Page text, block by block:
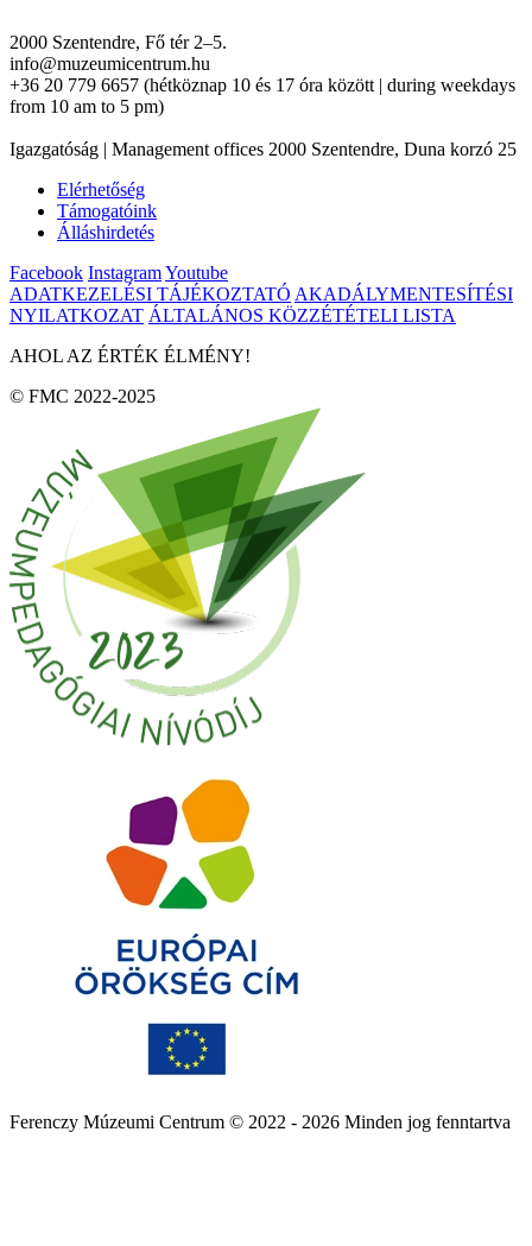
2000 Szentendre, Fő tér 2–5.
info@muzeumicentrum.hu
+36 20 779 6657 (hétköznap 10 és 17 óra között | during weekdays
from 10 am to 5 pm)
Igazgatóság | Management offices 2000 Szentendre, Duna korzó 25
Elérhetőség
Támogatóink
Álláshirdetés
Facebook InstagramYoutube
ADATKEZELÉSI TÁJÉKOZTATÓ AKADÁLYMENTESÍTÉSI
NYILATKOZAT ÁLTALÁNOS KÖZZÉTÉTELI LISTA
AHOL AZ ÉRTÉK ÉLMÉNY!
© FMC 2022-2025
Ferenczy Múzeumi Centrum © 2022 - 2026 Minden jog fenntartva